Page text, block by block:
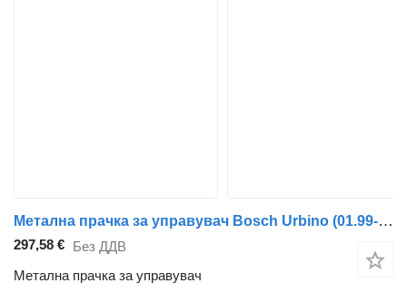
Метална прачка за управувач Bosch Urbino (01.99-) KS00001321 за автобус Solaris Urbino, Alpino, Vacanza (1999-)
297,58 € Без ДДВ
Метална прачка за управувач